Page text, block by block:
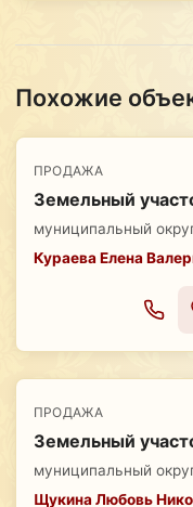
Похожие
ПРОДАЖА
Земельный
муниципальный
Кураева Елена
ПРОДАЖА
Земельный
муниципальный
Щукина Любовь